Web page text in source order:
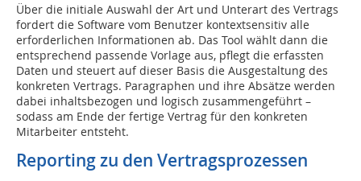
Über die initiale Auswahl der Art und Unterart des Vertrags
fordert die Software vom Benutzer kontextsensitiv alle
erforderlichen Informationen ab. Das Tool wählt dann die
entsprechend passende Vorlage aus, pflegt die erfassten
Daten und steuert auf dieser Basis die Ausgestaltung des
konkreten Vertrags. Paragraphen und ihre Absätze werden
dabei inhaltsbezogen und logisch zusammengeführt –
sodass am Ende der fertige Vertrag für den konkreten
Mitarbeiter entsteht.
Reporting zu den Vertragsprozessen